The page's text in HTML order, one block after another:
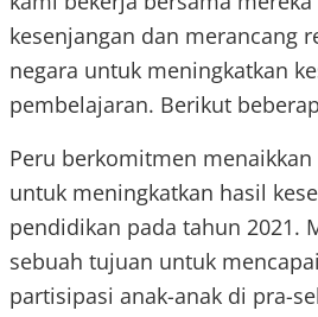
kesenjangan dan merancang
negara untuk meningkatkan
pembelajaran. Berikut
Peru berkomitmen
untuk meningkatkan hasil
pendidikan pada tahun 2021.
sebuah tujuan untuk
partisipasi anak-anak di pra-